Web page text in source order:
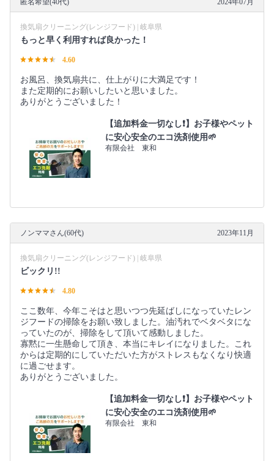
匿名希望(40代) 2024年07月
換気扇クリーニング(レンジフード) | 岐阜県
もっと早く利用すれば良かった！
4.60
お風呂、換気扇共に、仕上がりに大満足です！
また定期的にお願いしたいと思いました。
ありがとうございました！
【追加料金一切なし❗️】お子様やペット
に安心安全のエコ洗剤使用🌱
有限会社 東和
ノンママさん(60代) 2023年11月
換気扇クリーニング(レンジフード) | 岐阜県
ビックリ!!
4.80
ここ数年、今年こそはと思いつつ先延ばしになっていたレン
ジフードの掃除をお願い致しました。油汚れでベタベタにな
っていたのが、掃除をして頂いて感動しました。
寡黙に一生懸命して頂き、本当にキレイになりました。これ
からは定期的にしていただいた方がストレスもなくなり快適
に過ごせます。
ありがとうございました。
【追加料金一切なし❗️】お子様やペット
に安心安全のエコ洗剤使用🌱
有限会社 東和